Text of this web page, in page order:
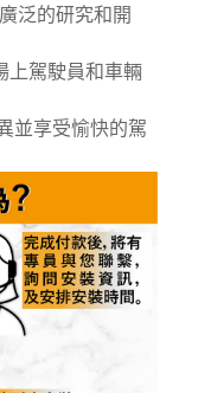
泛的研究和開
上駕駛員和車輛
並享受愉快的駕